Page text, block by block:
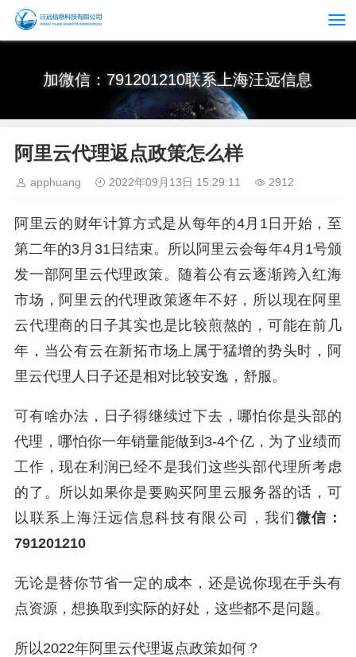
加微信：791201210联系上海汪远信息
阿里云代理返点政策怎么样
apphuang 2022年09月13日 15:29:11 2912
阿里云的财年计算方式是从每年的4月1日开始，至
第二年的3月31日结束。所以阿里云会每年4月1号颁
发一部阿里云代理政策。随着公有云逐渐跨入红海
市场，阿里云的代理政策逐年不好，所以现在阿里
云代理商的日子其实也是比较煎熬的，可能在前几
年，当公有云在新拓市场上属于猛增的势头时，阿
里云代理人日子还是相对比较安逸，舒服。
可有啥办法，日子得继续过下去，哪怕你是头部的
代理，哪怕你一年销量能做到3-4个亿，为了业绩而
工作，现在利润已经不是我们这些头部代理所考虑
的了。所以如果你是要购买阿里云服务器的话，可
以联系上海汪远信息科技有限公司，我们 微信：
791201210
无论是替你节省一定的成本，还是说你现在手头有
点资源，想换取到实际的好处，这些都不是问题。
所以2022年阿里云代理返点政策如何？